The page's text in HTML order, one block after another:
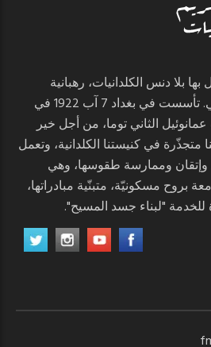
بلا دنس الكلدانيات، رهبانية
رسولية ذات حق بطريركي. تأسست في بغداد 7 آب 1922 في
الثاني توما، من أجل خير
متجذّرة في كنيستنا الكلدانية، وتعمل
وإتقان وممارسة طقوسها، وهي
بروح مسكونيّة، متبنّية مبادراتها،
"لبناء جسد المسيح".